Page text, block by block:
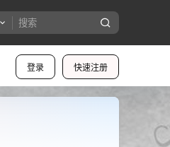
登录 快速注册